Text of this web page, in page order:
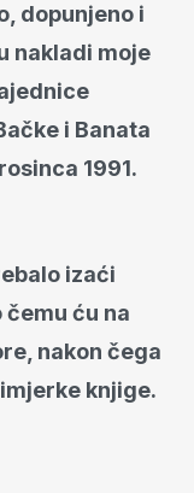
dopunjeno i
nakladi moje
i Banata
1991.
izaći
ću na
nakon čega
knjige.